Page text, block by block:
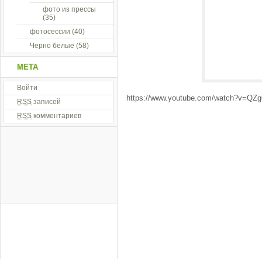
https://www.youtube.com/
фото из прессы
(35)
фотосессии (40)
Черно белые (58)
МЕТА
Войти
RSS записей
RSS комментариев